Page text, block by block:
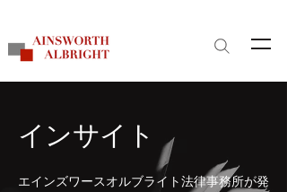
サイト内検索
​インサイト
エインズワースオルブライト法律事務所が発